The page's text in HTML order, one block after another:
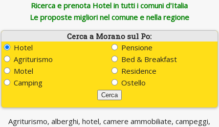
Ricerca e prenota Hotel in tutti i comuni d'Italia
Le proposte migliori nel comune e nella regione
Cerca a Morano sul Po:
Hotel
Pensione
Agriturismo
Bed & Breakfast
Motel
Residence
Camping
Ostello
Agriturismo, alberghi, hotel, camere ammobiliate, campeggi,